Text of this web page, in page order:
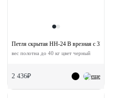
еще
Петля скрытая HH-24 B врезная с 3D-регулировкой
вес полотна до 40 кг цвет черный
2 436₽